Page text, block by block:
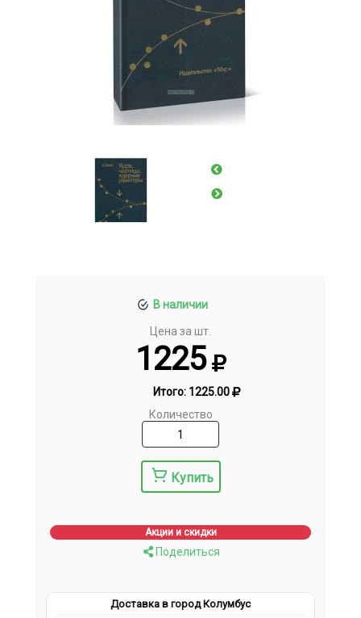
В наличии
Цена за шт.
1225
Итого: 1225.00
Количество
Купить
Акции и скидки
Поделиться
Доставка в город Колумбус